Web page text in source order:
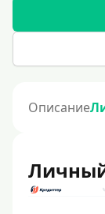
Описание